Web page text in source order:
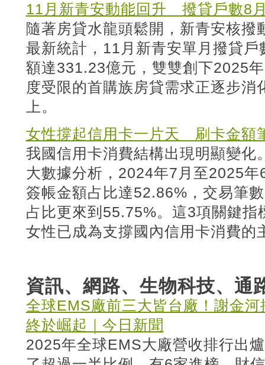
11月新青安動能回升 撥貸戶數8
隨著房貸水龍頭鬆開，新青安核撥
最新統計，11月新青安單月撥貸
額達331.23億元，雙雙創下2025
度受限的首購族房貸需求正逐步消
上。
女性撐起信用卡一片天 刷卡金額
我國信用卡消費結構出現明顯變化
大數據分析，2024年7月至2025
簽帳金額占比達52.86%，交易筆
占比更來到55.75%。這3項關鍵指
女性已成為支撐國內信用卡消費的
資訊、網路、生物科技、通
全球EMS廠前三大皆台廠！謝金
終於崛起｜今日新聞
2025年全球EMS大廠營收排行出